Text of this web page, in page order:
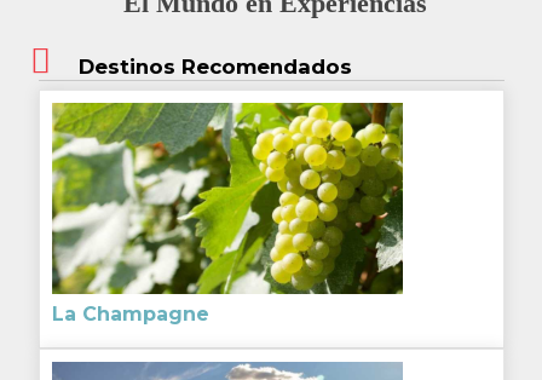
Destinos Recomendados
La Champagne